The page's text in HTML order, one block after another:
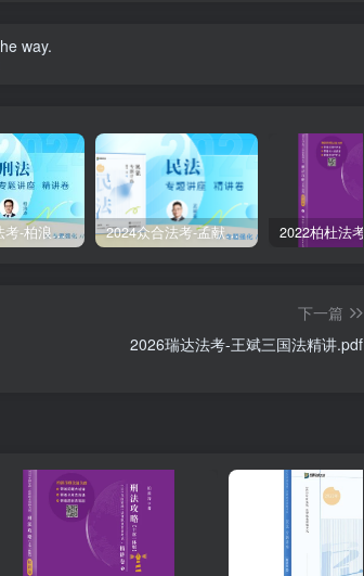
way.
2024众合法考-柏浪涛刑法-精讲卷pdf电子版（附视频1-76全） 2024众合法考-孟献贵民法-精讲卷.pdf
下一篇
2026瑞达法考-王斌三国法精讲.pdf